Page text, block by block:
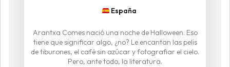
España
Arantxa Comes nació una noche de Halloween. Eso
tiene que significar algo, ¿no? Le encantan las pelis
de tiburones, el café sin azúcar y fotografiar el cielo.
Pero, ante todo, la literatura.